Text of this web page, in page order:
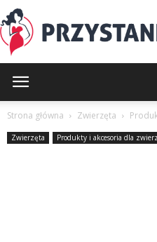
Strona główna Zwierzęta
Zwierzęta Produkty i akcesoria dla